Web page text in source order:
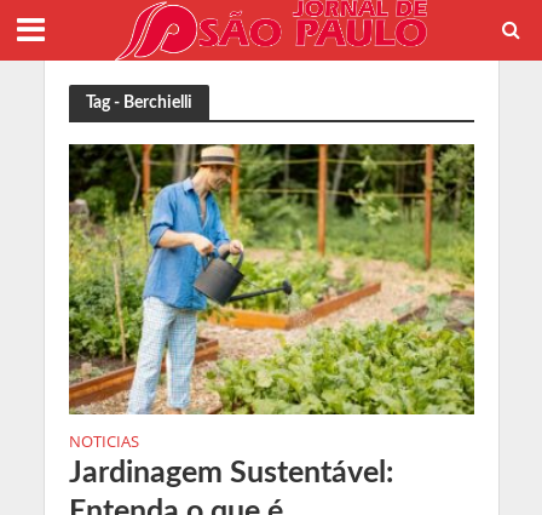
Tag - Berchielli
NOTICIAS
Jardinagem Sustentável: